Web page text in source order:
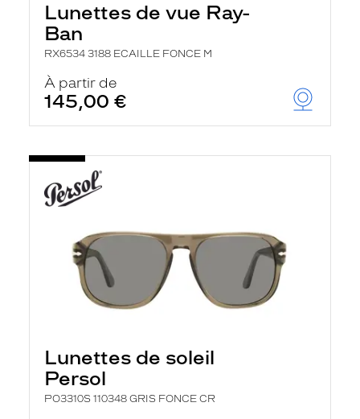
Lunettes de vue Ray-
Ban
RX6534 3188 ECAILLE FONCE M
À partir de
145,00 €
Lunettes de soleil
Persol
PO3310S 110348 GRIS FONCE CR